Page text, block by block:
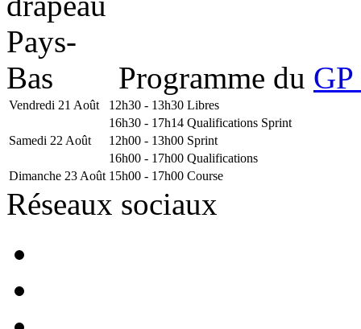
Programme du
Vendredi 21 Août 12h30 - 13h30 Libres
16h30 - 17h14 Qualifications Sprint
Samedi 22 Août
12h00 - 13h00 Sprint
16h00 - 17h00 Qualifications
Dimanche 23 Août 15h00 - 17h00 Course
Réseaux sociaux